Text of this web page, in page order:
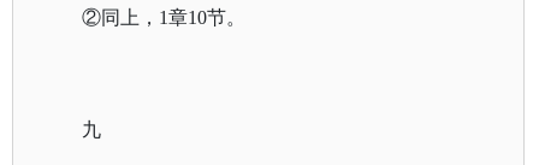
②同上，1章10节。
九